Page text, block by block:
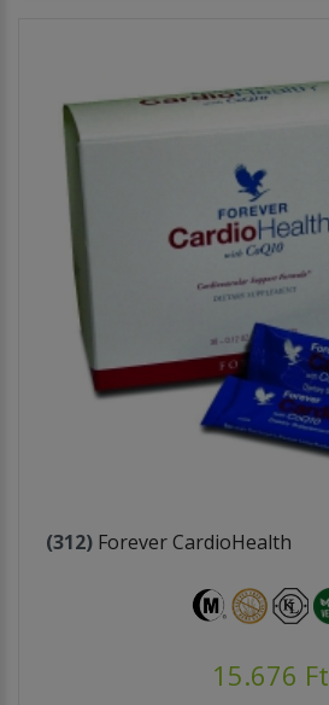
(312) Forever CardioHealth
15.676 Ft